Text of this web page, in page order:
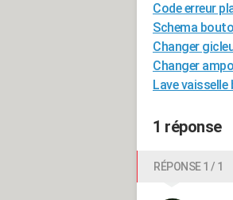
Code erreur
Schema
Changer
Changer
Lave
1 réponse
RÉPONSE 1 / 1